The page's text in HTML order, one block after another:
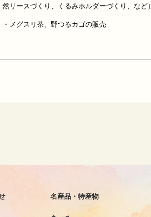
然リースづくり、くるみホルダーづくり、など）
・メグスリ茶、野つるカゴの販売
名産品・特産物